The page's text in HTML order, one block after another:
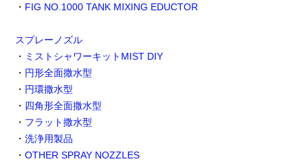
・ FIG NO.1000 TANK MIXING EDUCTOR
スプレーノズル
・ ミストシャワーキットMIST DIY
・ 円形全面撒水型
・ 円環撒水型
・ 四角形全面撒水型
・ フラット撒水型
・洗浄用製品
・OTHER SPRAY NOZZLES